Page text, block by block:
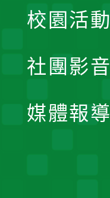
校園活動
社團影音
媒體報導